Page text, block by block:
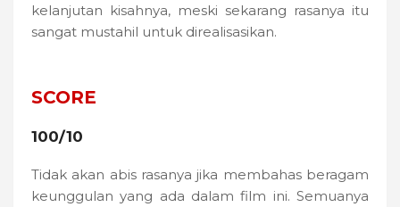
kelanjutan kisahnya, meski sekarang rasanya itu
sangat mustahil untuk direalisasikan.
SCORE
100/10
Tidak akan abis rasanya jika membahas beragam
keunggulan yang ada dalam film ini. Semuanya